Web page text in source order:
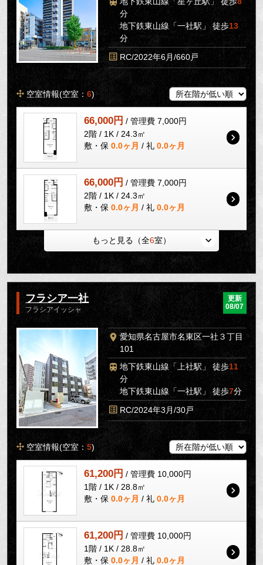
分
地下鉄東山線「一社駅」 徒歩13
分
RC/2022年6月/660戸
空室情報(空室：6)
66,000円 / 管理費 7,000円
2階 / 1K / 24.3㎡
敷・保 0.0ヶ月 / 礼 0.0ヶ月
66,000円 / 管理費 7,000円
2階 / 1K / 24.3㎡
敷・保 0.0ヶ月 / 礼 0.0ヶ月
もっと見る（全6室）
フラシア一社
フラシアイッシャ
更新
08/07
愛知県名古屋市名東区一社３丁目
101
地下鉄東山線「上社駅」 徒歩11
分
地下鉄東山線「一社駅」 徒歩7分
RC/2024年3月/30戸
空室情報(空室：5)
61,200円 / 管理費 10,000円
1階 / 1K / 28.8㎡
敷・保 0.0ヶ月 / 礼 0.0ヶ月
61,200円 / 管理費 10,000円
1階 / 1K / 28.8㎡
敷・保 0.0ヶ月 / 礼 0.0ヶ月